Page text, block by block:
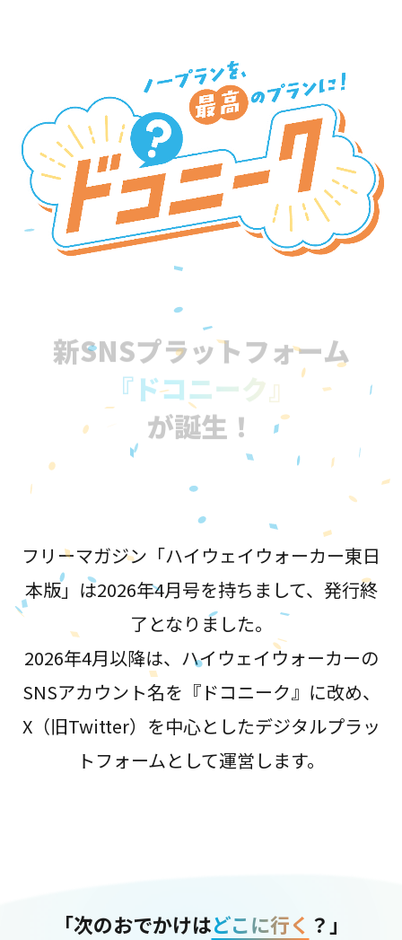
新SNSプラットフォーム
『ドコニーク』
が誕生！
フリーマガジン「ハイウェイウォーカー東日
本版」は2026年4月号を持ちまして、発行終
了となりました。
2026年4月以降は、ハイウェイウォーカーの
SNSアカウント名を『ドコニーク』に改め、
X（旧Twitter）を中心としたデジタルプラッ
トフォームとして運営します。
「次のおでかけはどこに行く ？」